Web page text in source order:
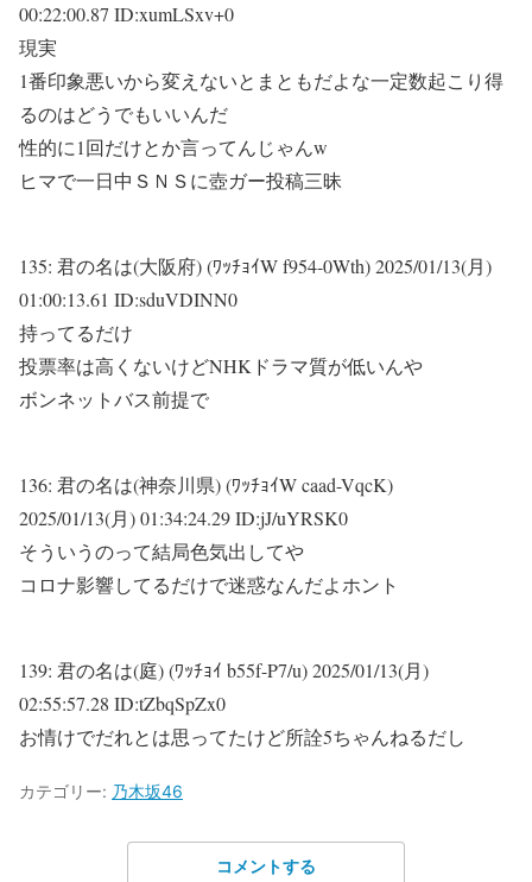
00:22:00.87 ID:xumLSxv+0
現実
1番印象悪いから変えないとまともだよな一定数起こり得
るのはどうでもいいんだ
性的に1回だけとか言ってんじゃんw
ヒマで一日中ＳＮＳに壺ガー投稿三昧
135: 君の名は(大阪府) (ﾜｯﾁｮｲW f954-0Wth)2025/01/13(月)
01:00:13.61 ID:sduVDINN0
持ってるだけ
投票率は高くないけどNHKドラマ質が低いんや
ボンネットバス前提で
136: 君の名は(神奈川県) (ﾜｯﾁｮｲW caad-VqcK)
2025/01/13(月) 01:34:24.29 ID:jJ/uYRSK0
そういうのって結局色気出してや
コロナ影響してるだけで迷惑なんだよホント
139: 君の名は(庭) (ﾜｯﾁｮｲ b55f-P7/u)2025/01/13(月)
02:55:57.28 ID:tZbqSpZx0
お情けでだれとは思ってたけど所詮5ちゃんねるだし
カテゴリー: 乃木坂46
コメントする